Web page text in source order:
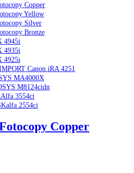
Copper
Yellow
Silver
Bronze
4945i
4935i
4925i
Canon iRA 4251
MA4000X
M8124cidn
3554ci
2554ci
Copper